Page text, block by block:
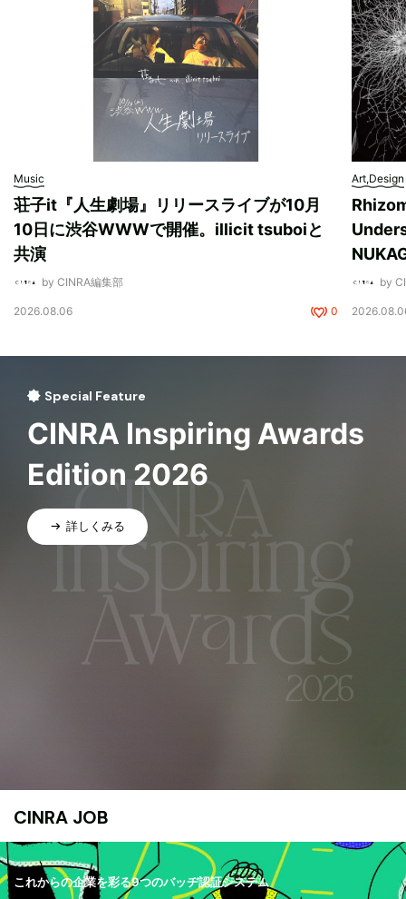
Music
荘子it『人生劇場』リリースライブが10月
10日に渋谷WWWで開催。illicit tsuboiと
共演
by CINRA編集部
2026.08.06 0
Art,Design
by
Special Feature
CINRA Inspiring Awards
Edition 2026
詳しくみる
CINRA JOB
これからの企業を彩る9つのバッヂ認証システム